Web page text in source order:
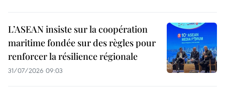
L’ASEAN insiste sur la coopération
maritime fondée sur des règles pour
renforcer la résilience régionale
31/07/2026 09:03